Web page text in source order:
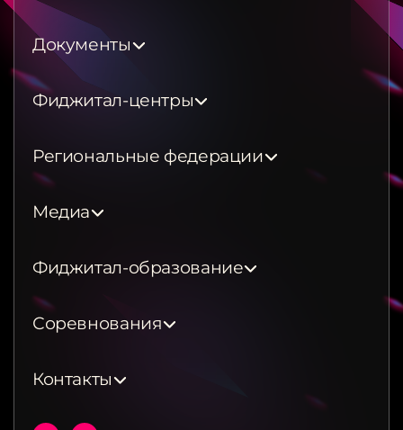
Документы
Фиджитал-центры
Региональные федерации
Медиа
Фиджитал-образование
Соревнования
Контакты